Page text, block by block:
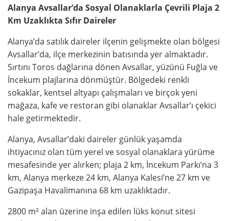
Alanya Avsallar’da Sosyal Olanaklarla Çevrili Plaja 2
Km Uzaklıkta Sıfır Daireler
Alanya’da satılık daireler ilçenin gelişmekte olan bölgesi
Avsallar’da, ilçe merkezinin batısında yer almaktadır.
Sırtını Toros dağlarına dönen Avsallar, yüzünü Fuğla ve
İncekum plajlarına dönmüştür. Bölgedeki renkli
sokaklar, kentsel altyapı çalışmaları ve birçok yeni
mağaza, kafe ve restoran gibi olanaklar Avsallar’ı çekici
hale getirmektedir.
Alanya, Avsallar’daki daireler günlük yaşamda
ihtiyacınız olan tüm yerel ve sosyal olanaklara yürüme
mesafesinde yer alırken; plaja 2 km, İncekum Parkı’na 3
km, Alanya merkeze 24 km, Alanya Kalesi’ne 27 km ve
Gazipaşa Havalimanına 68 km uzaklıktadır.
2800 m² alan üzerine inşa edilen lüks konut sitesi